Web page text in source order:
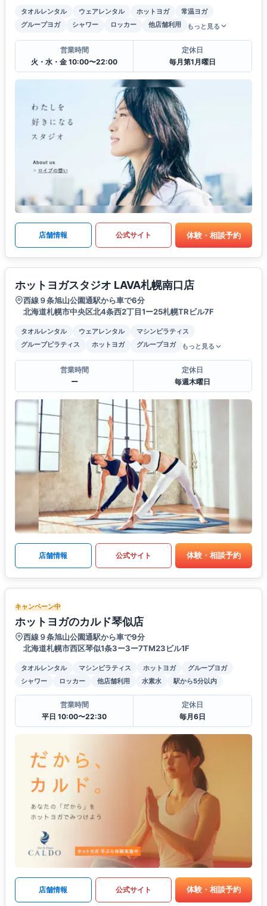
タオルレンタル ウェアレンタル ホットヨガ
常温ヨガ
グループヨガ
シャワー ロッカー 他店舗利用 もっと見る
営業時間
火・水・金 10:00〜22:00
定休日
毎月第1月曜日
店舗情報 公式サイト 体験・相談予約
ホットヨガスタジオ LAVA札幌南口店
西線９条旭山公園通駅から車で6分
北海道札幌市中央区北4条西2丁目1ー25札幌TRビル7F
タオルレンタル ウェアレンタル
マシンピラティス
グループピラティス
ホットヨガ グループヨガ もっと見る
営業時間
ー
定休日
毎週木曜日
店舗情報 公式サイト 体験・相談予約
キャンペーン中
ホットヨガのカルド琴似店
西線９条旭山公園通駅から車で9分
北海道札幌市西区琴似1条3ー3ー7TM23ビル1F
タオルレンタル マシンピラティス ホットヨガ
グループヨガ
シャワー
ロッカー 他店舗利用 水素水 駅から5分以内
営業時間
平日 10:00〜22:30
定休日
毎月6日
店舗情報 公式サイト 体験・相談予約